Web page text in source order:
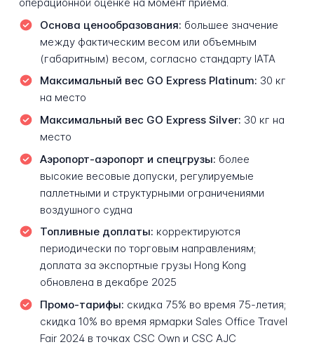
операционной оценке на момент приема.
Основа ценообразования: большее значение
между фактическим весом или объемным
(габаритным) весом, согласно стандарту IATA
Максимальный вес GO Express Platinum: 30 кг
на место
Максимальный вес GO Express Silver: 30 кг на
место
Аэропорт-аэропорт и спецгрузы: более
высокие весовые допуски, регулируемые
паллетными и структурными ограничениями
воздушного судна
Топливные доплаты: корректируются
периодически по торговым направлениям;
доплата за экспортные грузы Hong Kong
обновлена в декабре 2025
Промо-тарифы: скидка 75% во время 75-летия;
скидка 10% во время ярмарки Sales Office Travel
Fair 2024 в точках CSC Own и CSC AJC